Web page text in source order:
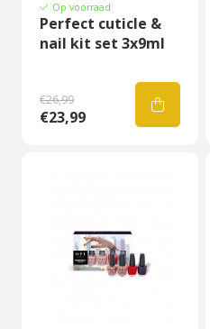
Op voorraad
Perfect cuticle &
nail kit set 3x9ml
€26,99
€23,99